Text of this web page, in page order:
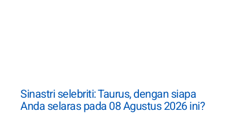
Sinastri selebriti: Taurus, dengan siapa
Anda selaras pada 08 Agustus 2026 ini?